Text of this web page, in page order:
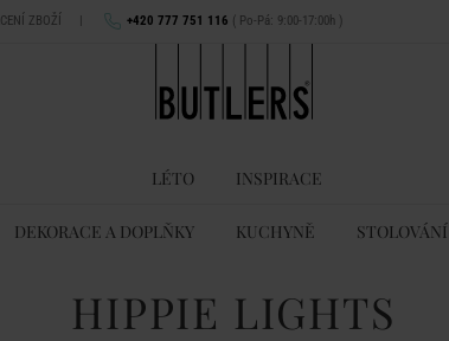
ZBOŽÍ | +420 777 751 116 ( Po-Pá: 9:00-17:00h )
LÉTO INSPIRACE
DEKORACE A DOPLŇKY KUCHYNĚ STOLOVÁNÍ
HIPPIE LIGHTS